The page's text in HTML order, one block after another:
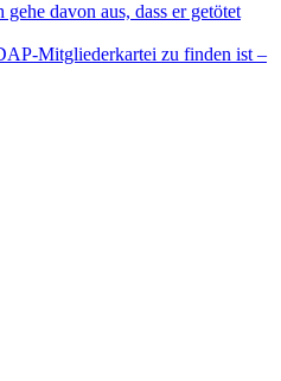
davon aus, dass er getötet
Mitgliederkartei zu finden ist –